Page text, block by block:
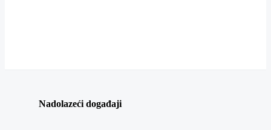
Nadolazeći događaji